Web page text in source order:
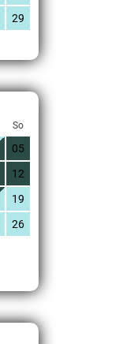
29
So
05
12
19
26